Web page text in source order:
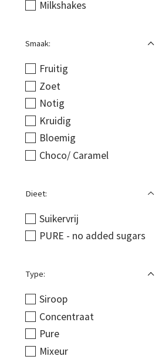
Milkshakes
Smaak:
Fruitig
Zoet
Notig
Kruidig
Bloemig
Choco/ Caramel
Dieet:
Suikervrij
PURE - no added sugars
Type:
Siroop
Concentraat
Pure
Mixeur